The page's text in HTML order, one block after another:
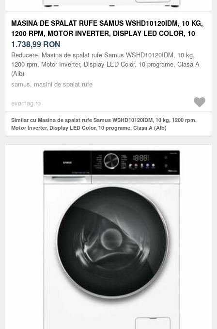
MASINA DE SPALAT RUFE SAMUS WSHD10120IDM, 10 KG,
1200 RPM, MOTOR INVERTER, DISPLAY LED COLOR, 10
PROGRAME, CLASA A (ALB)
1.738,99 RON
Reducere. Masina de spalat rufe Samus WSHD10120IDM, 10 kg,
1200 rpm, Motor Inverter, Display LED Color, 10 programe, Clasa A
(Alb)
samus, masini de spalat rufe
evomag.ro
Similar cu Masina de spalat rufe Samus WSHD10120IDM, 10 kg, 1200 rpm,
Motor Inverter, Display LED Color, 10 programe, Clasa A (Alb)